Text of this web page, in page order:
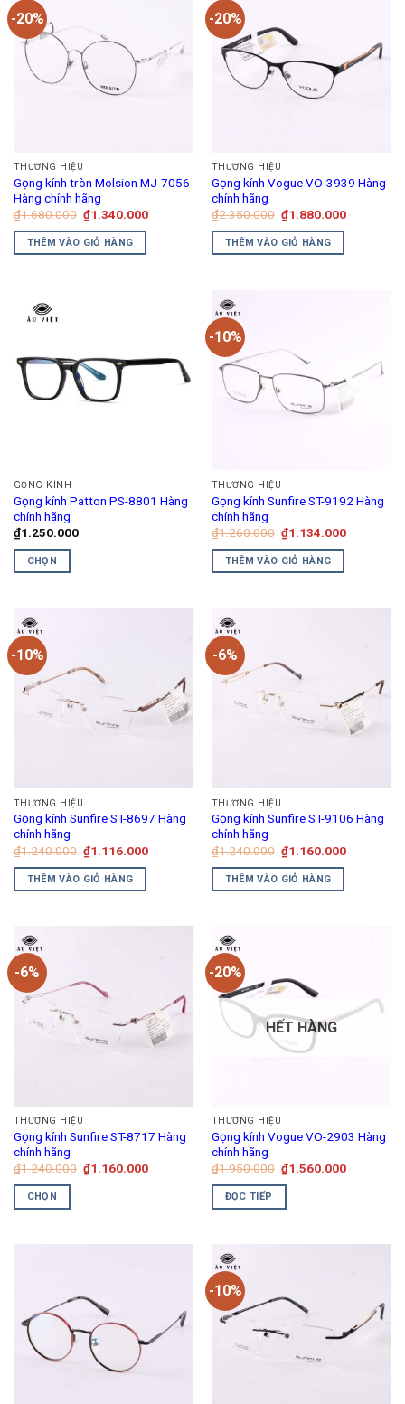
-20%
THƯƠNG HIỆU
Gọng kính tròn Molsion MJ-7056
Hàng chính hãng
₫1.680.000 Giá
gốc
là:
₫1.680.000.
₫1.340.000Giá
THÊM VÀO GIỎ HÀNG
-20%
THƯƠNG HIỆU
Gọng kính Vogue VO-3939 Hàng
chính hãng
₫2.350.000 Giá
gốc
là:
₫2.350.000.
₫1.880.000Giá
THÊM VÀO GIỎ HÀNG
GỌNG KÍNH
Gọng kính Patton PS-8801 Hàng
chính hãng
₫1.250.000
CHỌN
này
có
nhiều
biến
thể.
thể
được
chọn
trên
trang
sản
-10%
THƯƠNG HIỆU
Gọng kính Sunfire ST-9192 Hàng
chính hãng
₫1.260.000 Giá
gốc
là:
₫1.260.000.
₫1.134.000Giá
THÊM VÀO GIỎ HÀNG
-10%
THƯƠNG HIỆU
Gọng kính Sunfire ST-8697 Hàng
chính hãng
₫1.240.000 Giá
gốc
là:
₫1.240.000.
₫1.116.000Giá
THÊM VÀO GIỎ HÀNG
-6%
THƯƠNG HIỆU
Gọng kính Sunfire ST-9106 Hàng
chính hãng
₫1.240.000 Giá
gốc
là:
₫1.240.000.
₫1.160.000Giá
THÊM VÀO GIỎ HÀNG
-6%
THƯƠNG HIỆU
Gọng kính Sunfire ST-8717 Hàng
chính hãng
₫1.240.000 Giá
gốc
₫1.160.000Giá
₫1.160.000.
CHỌN
biến
thể.
Các
-20%
HẾT HÀNG
THƯƠNG HIỆU
Gọng kính Vogue VO-2903 Hàng
chính hãng
₫1.950.000 Giá
gốc
là:
₫1.560.000Giá
ĐỌC TIẾP
-10%